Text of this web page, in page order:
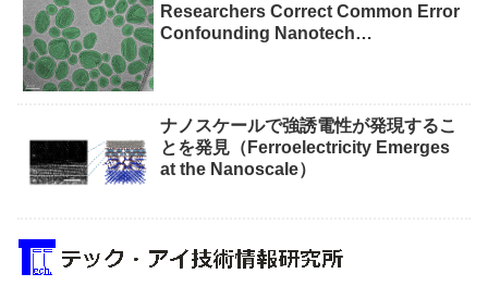
Researchers Correct Common Error
Confounding Nanotech
ナノスケールで強誘電性が発現するこ
とを発見（Ferroelectricity Emerges
at the Nanoscale）